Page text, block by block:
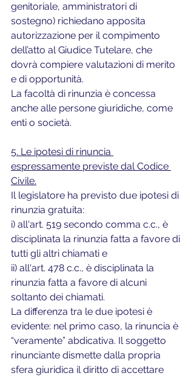
genitoriale, amministratori di
sostegno) richiedano apposita
autorizzazione per il compimento
dell’atto al Giudice Tutelare, che
dovrà compiere valutazioni di merito
e di opportunità.
La facoltà di rinunzia è concessa
anche alle persone giuridiche, come
enti o società.
5. Le ipotesi di rinuncia
espressamente previste dal Codice
Civile.
Il legislatore ha previsto due ipotesi di
rinunzia gratuita:
i) all'art. 519 secondo comma c.c., è
disciplinata la rinunzia fatta a favore di
tutti gli altri chiamati e
ii) all'art. 478 c.c., è disciplinata la
rinunzia fatta a favore di alcuni
soltanto dei chiamati.
La differenza tra le due ipotesi è
evidente: nel primo caso, la rinuncia è
“veramente” abdicativa. Il soggetto
rinunciante dismette dalla propria
sfera giuridica il diritto di accettare